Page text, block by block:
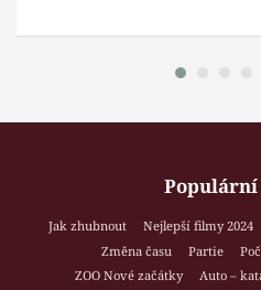
Jak zhubnout Nejlepší filmy 2024
Změna času
Partie
ZOO Nové začátky
Auto –